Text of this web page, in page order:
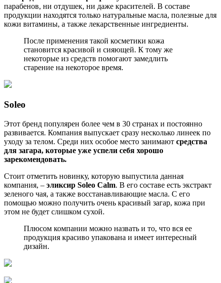
парабенов, ни отдушек, ни даже красителей. В составе
продукции находятся только натуральные масла, полезные для
кожи витамины, а также лекарственные ингредиенты.
После применения такой косметики кожа
становится красивой и сияющей. К тому же
некоторые из средств помогают замедлить
старение на некоторое время.
Soleo
Этот бренд популярен более чем в 30 странах и постоянно
развивается. Компания выпускает сразу несколько линеек по
уходу за телом. Среди них особое место занимают средства
для загара, которые уже успели себя хорошо
зарекомендовать.
Стоит отметить новинку, которую выпустила данная
компания, – эликсир Soleo Calm. В его составе есть экстракт
зеленого чая, а также восстанавливающие масла. С его
помощью можно получить очень красивый загар, кожа при
этом не будет слишком сухой.
Плюсом компании можно назвать и то, что вся ее
продукция красиво упакована и имеет интересный
дизайн.